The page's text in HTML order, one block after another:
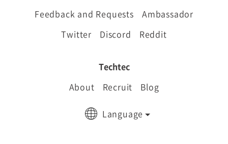
Feedback and Requests
Ambassador
Twitter
Discord Reddit
Techtec
About
Recruit Blog
Language